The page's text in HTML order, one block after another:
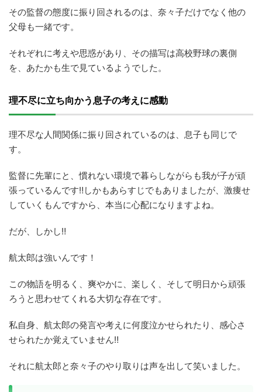
その監督の態度に振り回されるのは、奈々子だけでなく他の
父母も一緒です。
それぞれに考えや思惑があり、その描写は高校野球の裏側
を、あたかも生で見ているようでした。
理不尽に立ち向かう息子の考えに感動
理不尽な人間関係に振り回されているのは、息子も同じで
す。
監督に先輩にと、慣れない環境で暮らしながらも我が子が頑
張っているんです‼しかもあらすじでもありましたが、激痩せ
していくもんですから、本当に心配になりますよね。
だが、しかし‼
航太郎は強いんです！
この物語を明るく、爽やかに、楽しく、そして明日から頑張
ろうと思わせてくれる大切な存在です。
私自身、航太郎の発言や考えに何度泣かせられたり、感心さ
せられたか覚えていません‼
それに航太郎と奈々子のやり取りは声を出して笑いました。